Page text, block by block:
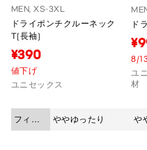
MEN, XS-3XL
ドライポンチクルーネック
T(長袖)
¥390
値下げ
ユニセックス
フィッ
ト
ややゆったり
ド
8/
ユ
材
や